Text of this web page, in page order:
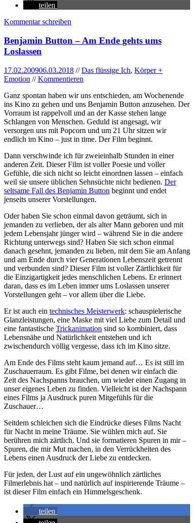
teilen
Kommentar schreiben
Benjamin Button – Am Ende gehts ums
Loslassen
17.02.200906.03.2018 //Das flüssige Ich, Körper +
Emotion //Kommentieren
Ganz spontan haben wir uns entschieden, am Wochenende
ins Kino zu gehen und uns Benjamin Button anzusehen. Der
Vorraum ist rappelvoll und an der Kasse stehen lange
Schlangen von Menschen. Geduld ist angesagt, wir
versorgen uns mit Popcorn und um 21 Uhr sitzen wir
endlich im Kino – just in time. Der Film beginnt.
Dann verschwinde ich für zweieinhalb Stunden in einer
anderen Zeit. Dieser Film ist voller Poesie und voller
Gefühle, die sich nicht so leicht einordnen lassen – einfach
weil sie unsere üblichen Sehnsüchte nicht bedienen. Der
seltsame Fall des Benjamin Button beginnt und endet
jenseits unserer Vorstellungen.
Oder haben Sie schon einmal davon geträumt, sich in
jemanden zu verlieben, der als alter Mann geboren und mit
jedem Lebensjahr jünger wird – während Sie in die andere
Richtung unterwegs sind? Haben Sie sich schon einmal
danach gesehnt, jemanden zu lieben, mit dem Sie am Anfang
und am Ende durch vier Generationen Lebenszeit getrennt
und verbunden sind? Dieser Film ist voller Zärtlichkeit für
die Einzigartigkeit jedes menschlichen Lebens. Er erinnert
daran, dass es im Leben immer ums Loslassen unserer
Vorstellungen geht – vor allem über die Liebe.
Er ist auch ein technisches Meisterwerk: schauspielerische
Glanzleistungen, eine Maske mit viel Liebe zum Detail und
eine fantastische Trickanimation sind so kombiniert, dass
Lebensnähe und Natürlichkeit entstehen und ich
zwischendurch völlig vergesse, dass ich im Kino sitze.
Am Ende des Films steht kaum jemand auf… Es ist still im
Zuschauerraum. Es gibt Filme, bei denen wir einfach die
Zeit des Nachspanns brauchen, um wieder einen Zugang in
unser eigenes Leben zu finden. Vielleicht ist der Nachspann
eines Films ja Ausdruck puren Mitgefühls für die
Zuschauer…
Seitdem schleichen sich die Eindrücke dieses Films Nacht
für Nacht in meine Träume. Sie wühlen mich auf. Sie
berühren mich zärtlich. Und sie formatieren Spuren in mir –
Spuren, die mir Mut machen, in den Verrückheiten des
Lebens einen Ausdruck der Liebe zu entdecken.
Für jeden, der Lust auf ein ungewöhnlich zärtliches
Filmerlebnis hat – und natürlich auf inspirierende Träume –
ist dieser Film einfach ein Himmelsgeschenk.
teilen